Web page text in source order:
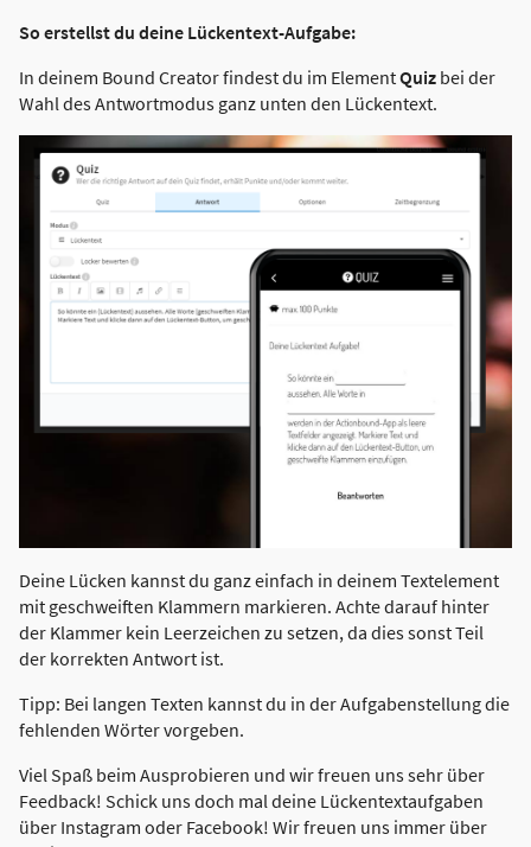
So erstellst du deine Lückentext-Aufgabe:
In deinem Bound Creator findest du im ElementQuiz bei der
Wahl des Antwortmodus ganz unten den Lückentext.
Deine Lücken kannst du ganz einfach in deinem Textelement
mit geschweiften Klammern markieren. Achte darauf hinter
der Klammer kein Leerzeichen zu setzen, da dies sonst Teil
der korrekten Antwort ist.
Tipp: Bei langen Texten kannst du in der Aufgabenstellung die
fehlenden Wörter vorgeben.
Viel Spaß beim Ausprobieren und wir freuen uns sehr über
Feedback! Schick uns doch mal deine Lückentextaufgaben
über Instagram oder Facebook! Wir freuen uns immer über